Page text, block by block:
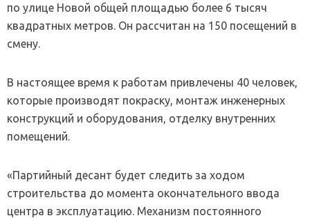
по улице Новой общей площадью более 6 тысяч
квадратных метров. Он рассчитан на 150 посещений в
смену.
В настоящее время к работам привлечены 40 человек,
которые производят покраску, монтаж инженерных
конструкций и оборудования, отделку внутренних
помещений.
«Партийный десант будет следить за ходом
строительства до момента окончательного ввода
центра в эксплуатацию. Механизм постоянного